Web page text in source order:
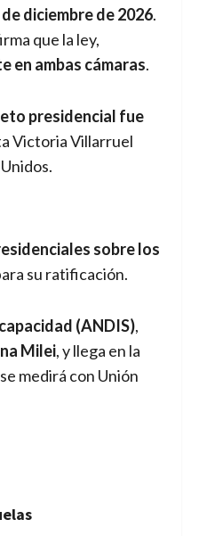
de diciembre de 2026.
que la ley,
en ambas cámaras.
presidencial fue
Victoria Villarruel
sobre los
su ratificación.
(ANDIS),
Milei, y llega en la
medirá con Unión